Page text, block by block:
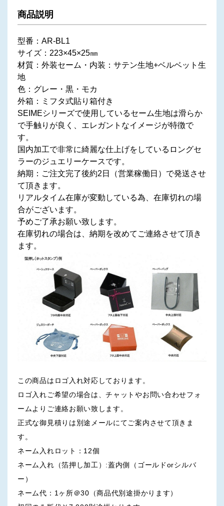
商品説明
型番：AR-BL1
サイズ：223×45×25㎜
材質：外装セーム・内装：サテン生地+ベルベット生
地
色：グレー・黒・モカ
外箱：ミフタ式貼り箱付き
SEIMEシリーズで使用しているセーム生地は滑らか
で手触りが良く、エレガントなイメージが特徴で
す。
国内加工で非常に綺麗な仕上げをしているロングセ
ラーのジュエリーケースです。
納期：ご注文完了後約2日（営業稼働日）で発送させ
て頂きます。
リアルタイム在庫が変動している為、在庫切れの場
合がございます。
予めご了承お願い致します。
在庫切れの場合は、納期を改めてご連絡させて頂き
ます。
この商品はロゴ入れ対応しております。
ロゴ入れご希望の場合は、チャットやお問い合わせフォ
ームよりご連絡お願い致します。
正式な御見積りは別途メールにてご案内させて頂きま
す。
ネーム入れロット：12個
ネーム入れ（箔押し加工）:蓋内側（ゴールドorシルバ
ー）
ネーム代：1ヶ所＠30（商品代別途掛かります）